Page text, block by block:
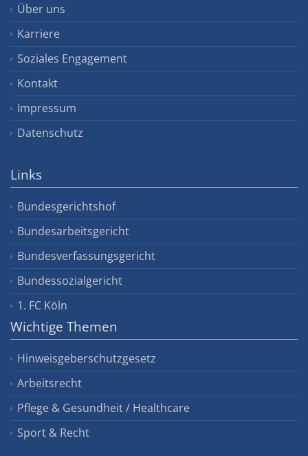
Über uns
Karriere
Soziales Engagement
Kontakt
Impressum
Datenschutz
Links
Bundesgerichtshof
Bundesarbeitsgericht
Bundesverfassungsgericht
Bundessozialgericht
1. FC Köln
Wichtige Themen
Hinweisgeberschutzgesetz
Arbeitsrecht
Pflege & Gesundheit / Healthcare
Sport & Recht